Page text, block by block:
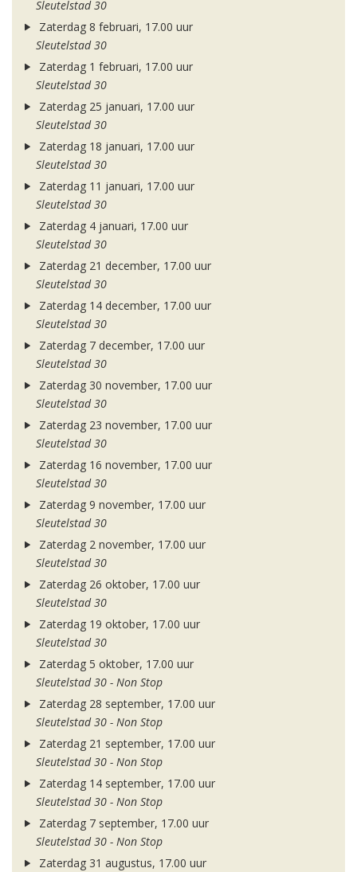
Sleutelstad 30
Zaterdag 8 februari, 17.00 uur
Sleutelstad 30
Zaterdag 1 februari, 17.00 uur
Sleutelstad 30
Zaterdag 25 januari, 17.00 uur
Sleutelstad 30
Zaterdag 18 januari, 17.00 uur
Sleutelstad 30
Zaterdag 11 januari, 17.00 uur
Sleutelstad 30
Zaterdag 4 januari, 17.00 uur
Sleutelstad 30
Zaterdag 21 december, 17.00 uur
Sleutelstad 30
Zaterdag 14 december, 17.00 uur
Sleutelstad 30
Zaterdag 7 december, 17.00 uur
Sleutelstad 30
Zaterdag 30 november, 17.00 uur
Sleutelstad 30
Zaterdag 23 november, 17.00 uur
Sleutelstad 30
Zaterdag 16 november, 17.00 uur
Sleutelstad 30
Zaterdag 9 november, 17.00 uur
Sleutelstad 30
Zaterdag 2 november, 17.00 uur
Sleutelstad 30
Zaterdag 26 oktober, 17.00 uur
Sleutelstad 30
Zaterdag 19 oktober, 17.00 uur
Sleutelstad 30
Zaterdag 5 oktober, 17.00 uur
Sleutelstad 30 - Non Stop
Zaterdag 28 september, 17.00 uur
Sleutelstad 30 - Non Stop
Zaterdag 21 september, 17.00 uur
Sleutelstad 30 - Non Stop
Zaterdag 14 september, 17.00 uur
Sleutelstad 30 - Non Stop
Zaterdag 7 september, 17.00 uur
Sleutelstad 30 - Non Stop
Zaterdag 31 augustus, 17.00 uur